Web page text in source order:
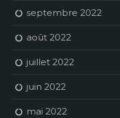
septembre 2022
août 2022
juillet 2022
juin 2022
mai 2022